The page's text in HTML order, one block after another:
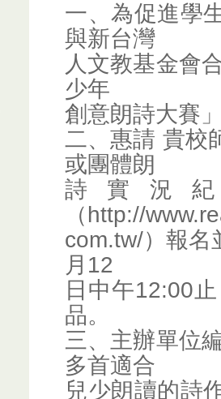
一、為促進學
與新台灣
人文教基金會
少年
創意朗詩大賽
二、惠請 貴校
或團體朗
詩實況
（http://
com.tw/）報名
月12
日中午12:00
品。
三、主辦單位
多首適合
兒少朗讀的詩